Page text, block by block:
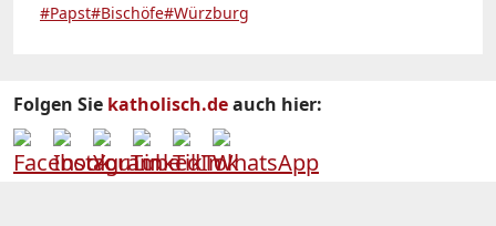
#Papst#Bischöfe#Würzburg
Folgen Sie katholisch.deauch hier: